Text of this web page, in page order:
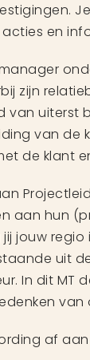
en
zijn
van uiterst
van de
de klant
aan hun
jouw
uit
In dit MT
van
af